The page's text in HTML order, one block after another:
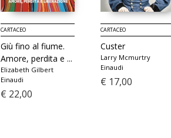
CARTACEO
Giù fino al fiume.
Amore, perdita e ...
Elizabeth Gilbert
Einaudi
€ 22,00
CARTACEO
Custer
Larry Mcmurtry
Einaudi
€ 17,00